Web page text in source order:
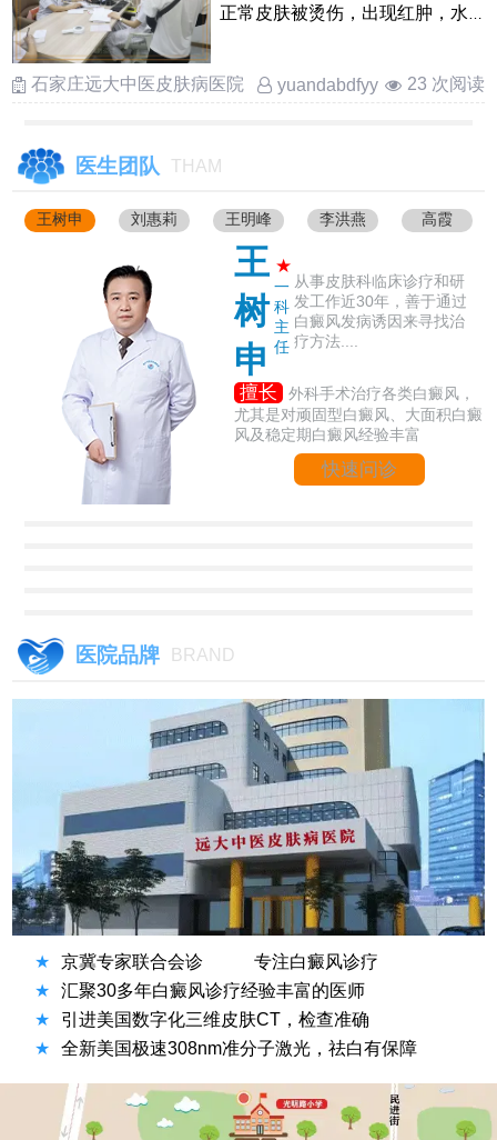
正常皮肤被烫伤，出现红肿，水
石家庄远大中医皮肤病医院
yuandabdfyy 23 次阅读
医生团队 THAM
王树申 刘惠莉 王明峰 李洪燕 高霞
王
树
申
★
一
科
主
任
从事皮肤科临床诊疗和研
发工作近30年，善于通过
白癜风发病诱因来寻找治
疗方法....
擅长
外科手术治疗各类白癜风，
尤其是对顽固型白癜风、大面积白癜
风及稳定期白癜风经验丰富
快速问诊
医院品牌 BRAND
★ 京冀专家联合会诊
专注白癜风诊疗
★
汇聚30多年白癜风诊疗经验丰富的医师
★
引进美国数字化三维皮肤CT，检查准确
★
全新美国极速308nm准分子激光，祛白有保障